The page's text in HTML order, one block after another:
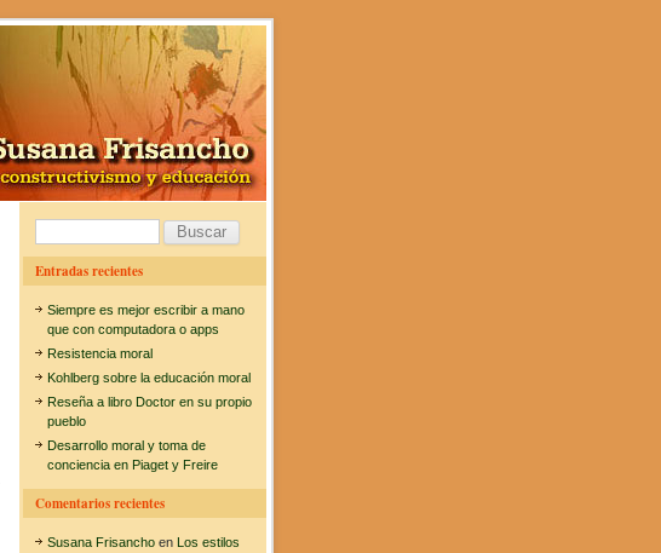
u
a
Entradas recientes
Siempre es mejor escribir a mano
que con computadora o apps
Resistencia moral
Kohlberg sobre la educación moral
Reseña a libro Doctor en su propio
pueblo
Desarrollo moral y toma de
conciencia en Piaget y Freire
Comentarios recientes
Susana Frisanchoen Los estilos